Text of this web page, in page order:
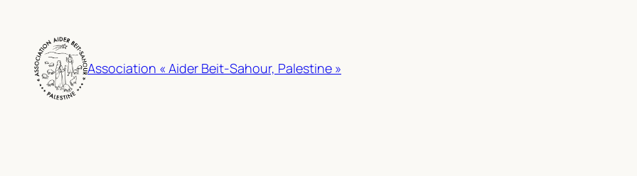
Association « Aider Beit-Sahour, Palestine »